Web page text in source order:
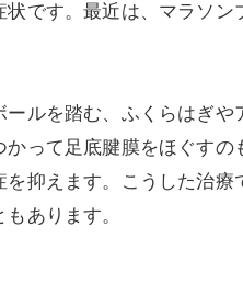
です。最近は、マラソン
ルを踏む、ふくらはぎ
って足底腱膜をほぐす
抑えます。こうした治
あります。